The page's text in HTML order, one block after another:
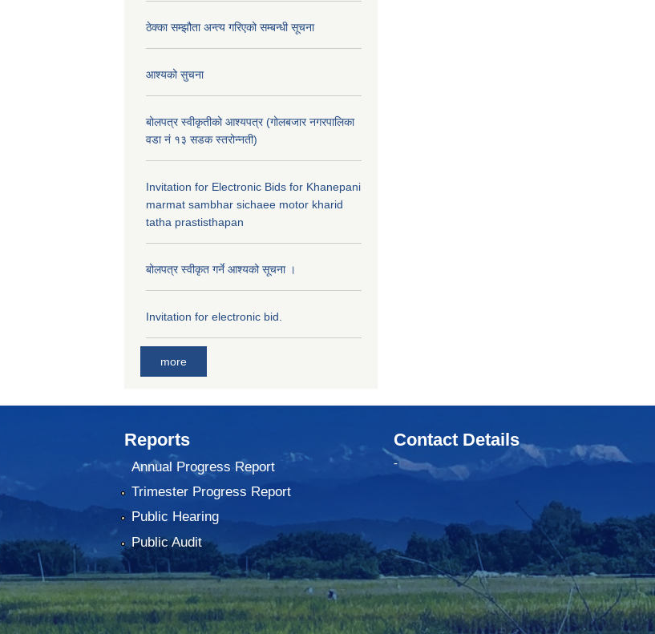
ठेक्का सम्झौता अन्त्य गरिएको सम्बन्धी सूचना
आश्यको सुचना
बोलपत्र स्वीकृतीको आश्यपत्र (गोलबजार नगरपालिका
वडा नं १३ सडक स्तरोन्नती)
Invitation for Electronic Bids for Khanepani
marmat sambhar sichaee motor kharid
tatha prastisthapan
बोलपत्र स्वीकृत गर्ने आश्यको सूचना ।
Invitation for electronic bid.
more
Reports
Annual Progress Report
Trimester Progress Report
Public Hearing
Public Audit
Contact Details
-